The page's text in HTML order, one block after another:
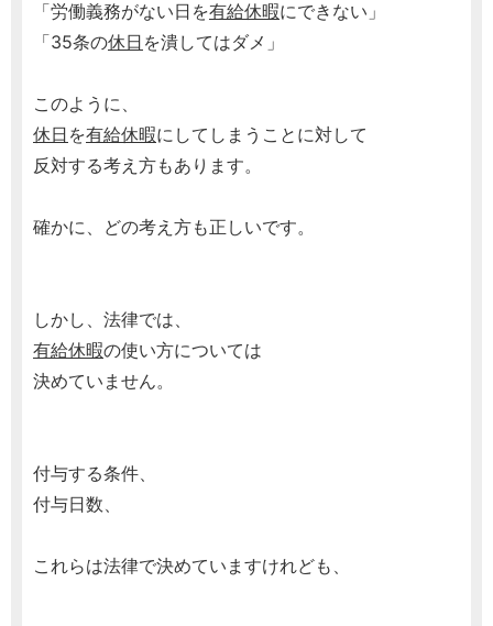
「労働義務がない日を有給休暇にできない」
「35条の休日 を潰してはダメ」
このように、
休日 を有給休暇にしてしまうことに対して
反対する考え方もあります。
確かに、どの考え方も正しいです。
しかし、法律では、
有給休暇の使い方については
決めていません。
付与する条件、
付与日数、
これらは法律で決めていますけれども、